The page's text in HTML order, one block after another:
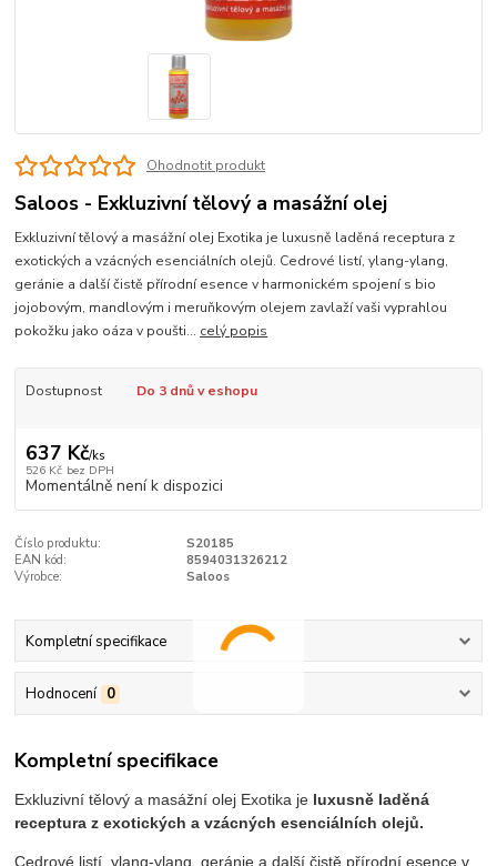
Ohodnotit produkt
Saloos - Exkluzivní tělový a masážní olej
Exkluzivní tělový a masážní olej Exotika je luxusně laděná receptura z
exotických a vzácných esenciálních olejů. Cedrové listí, ylang-ylang,
geránie a další čistě přírodní esence v harmonickém spojení s bio
jojobovým, mandlovým i meruňkovým olejem zavlaží vaši vyprahlou
pokožku jako oáza v poušti... celý popis
Dostupnost Do 3 dnů v eshopu
637 Kč/ks
526 Kč bez DPH
Momentálně není k dispozici
Číslo produktu:
S20185
EAN kód:
8594031326212
Výrobce:
Saloos
Kompletní specifikace
Hodnocení 0
Kompletní specifikace
Exkluzivní tělový a masážní olej Exotika je luxusně laděná
receptura z exotických a vzácných esenciálních olejů.
Cedrové listí, ylang-ylang, geránie a další čistě přírodní esence v